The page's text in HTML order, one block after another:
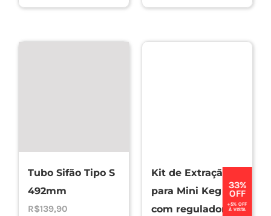
Tubo Sifão Tipo S
492mm
R$139,90
33%
OFF
+5% OFF
À VISTA
Kit de Extração
para Mini Keg
com regulador de